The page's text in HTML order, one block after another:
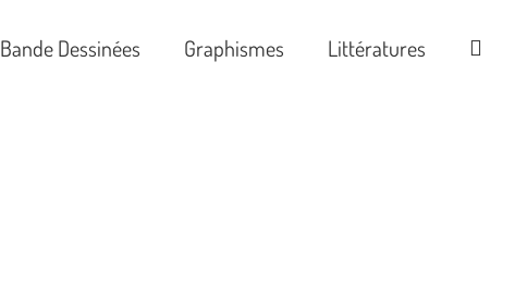
Bande Dessinées Graphismes Littératures